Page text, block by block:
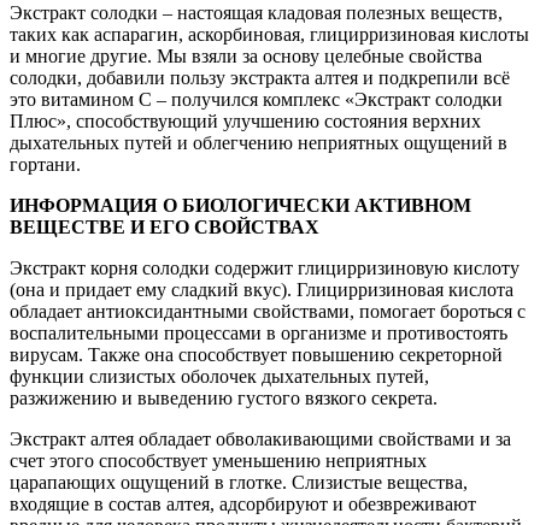
Экстракт солодки – настоящая кладовая полезных веществ,
таких как аспарагин, аскорбиновая, глицирризиновая кислоты
и многие другие. Мы взяли за основу целебные свойства
солодки, добавили пользу экстракта алтея и подкрепили всё
это витамином С – получился комплекс «Экстракт солодки
Плюс», способствующий улучшению состояния верхних
дыхательных путей и облегчению неприятных ощущений в
гортани.
ИНФОРМАЦИЯ О БИОЛОГИЧЕСКИ АКТИВНОМ
ВЕЩЕСТВЕ И ЕГО СВОЙСТВАХ
Экстракт корня солодки содержит глицирризиновую кислоту
(она и придает ему сладкий вкус). Глицирризиновая кислота
обладает антиоксидантными свойствами, помогает бороться с
воспалительными процессами в организме и противостоять
вирусам. Также она способствует повышению секреторной
функции слизистых оболочек дыхательных путей,
разжижению и выведению густого вязкого секрета.
Экстракт алтея обладает обволакивающими свойствами и за
счет этого способствует уменьшению неприятных
царапающих ощущений в глотке. Слизистые вещества,
входящие в состав алтея, адсорбируют и обезвреживают